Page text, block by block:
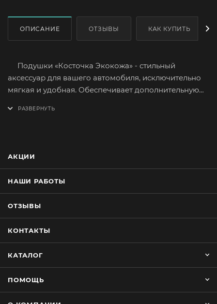
ОПИСАНИЕ ОТЗЫВЫ КАК КУПИТЬ
Подушки «Косточка Экокожа» - стильный
аксессуар для вашего автомобиля, исключительно
мягкая и удобная. Обеспечивает дополнительную
Лицевая сторона изготовлена из
Сшита из качественных материалов приятных на
Наполнитель - холлофайбер.
застёжке «Фастекс» и прочной ленте.
АКЦИИ
НАШИ РАБОТЫ
ОТЗЫВЫ
КОНТАКТЫ
КАТАЛОГ
ПОМОЩЬ